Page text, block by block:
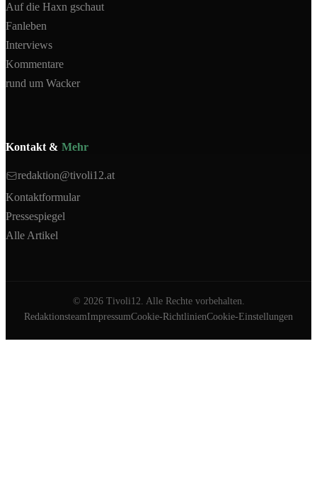
Auf die Haxn gschaut
Fanleben
Interviews
Kommentare
rund um Wacker
Kontakt & Mehr
redaktion@tivoli12.at
Kontaktformular
Pressespiegel
Alle Artikel
© 2026Tivoli12. Alle Rechte vorbehalten.
RedaktionsteamImpressumCookie-RichtlinienCookie-Einstellungen